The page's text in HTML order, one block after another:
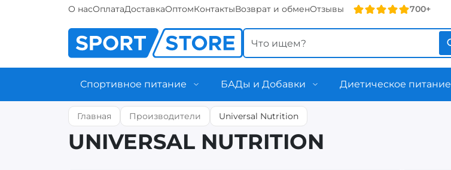
О насОплатаДоставкаОптомКонтактыВозврат и обменОтзывы 700+
Спортивное питание БАДы и Добавки Диетическое питание
Главная Производители Universal Nutrition
UNIVERSAL NUTRITION